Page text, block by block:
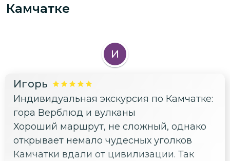
Камчатке
И
Игорь
Индивидуальная экскурсия по Камчатке:
гора Верблюд и вулканы
Хороший маршрут, не сложный, однако
открывает немало чудесных уголков
Камчатки вдали от цивилизации. Так